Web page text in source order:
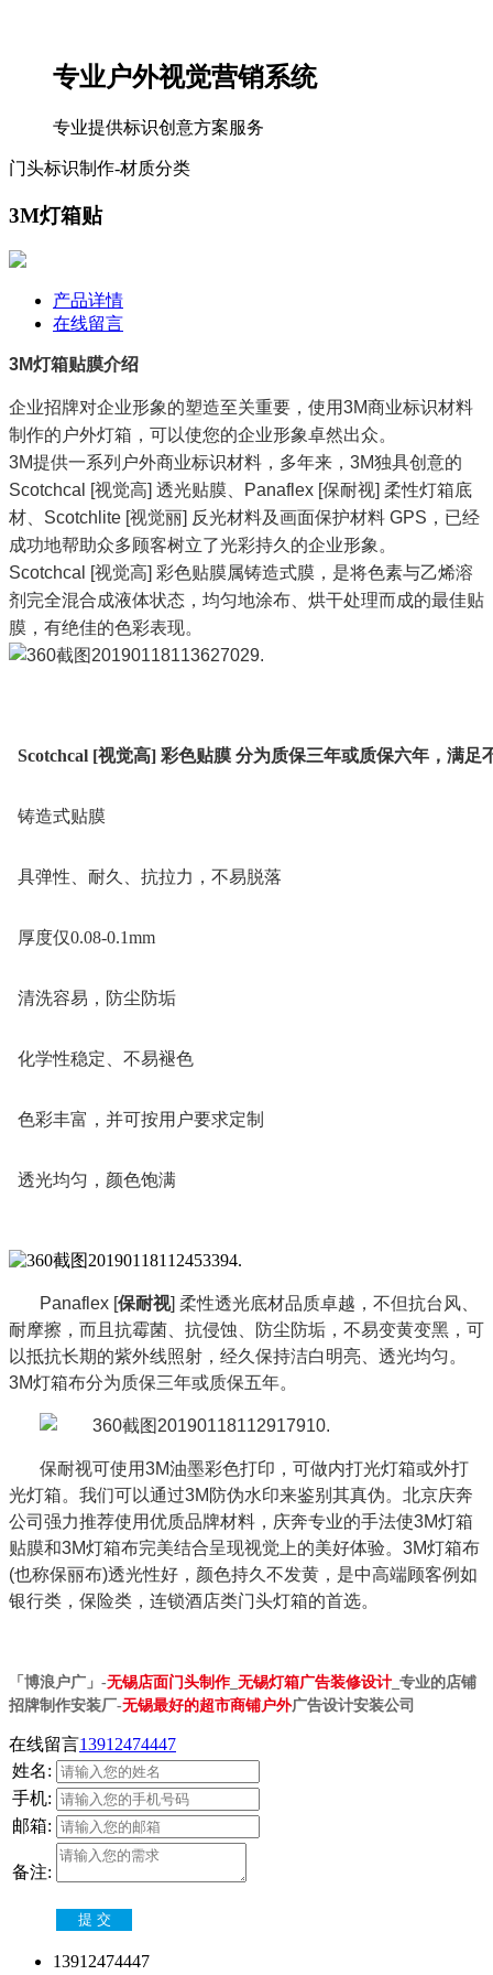
专业户外视觉营销系统
专业提供标识创意方案服务
门头标识制作-材质分类
3M灯箱贴
产品详情
在线留言
3M灯箱贴膜介绍
企业招牌对企业形象的塑造至关重要，使用3M商业标识材料
制作的户外灯箱，可以使您的企业形象卓然出众。
3M提供一系列户外商业标识材料，多年来，3M独具创意的
Scotchcal [视觉高] 透光贴膜、Panaflex [保耐视] 柔性灯箱底
材、Scotchlite [视觉丽] 反光材料及画面保护材料 GPS，已经
成功地帮助众多顾客树立了光彩持久的企业形象。
Scotchcal [视觉高] 彩色贴膜属铸造式膜，是将色素与乙烯溶
剂完全混合成液体状态，均匀地涂布、烘干处理而成的最佳贴
膜，有绝佳的色彩表现。
Scotchcal [视觉高] 彩色贴膜 分为质保三年或质保六年，满足
铸造式贴膜
具弹性、耐久、抗拉力，不易脱落
厚度仅0.08-0.1mm
清洗容易，防尘防垢
化学性稳定、不易褪色
色彩丰富，并可按用户要求定制
透光均匀，颜色饱满
Panaflex [保耐视] 柔性透光底材品质卓越，不但抗台风、
耐摩擦，而且抗霉菌、抗侵蚀、防尘防垢，不易变黄变黑，可
以抵抗长期的紫外线照射，经久保持洁白明亮、透光均匀。
3M灯箱布分为质保三年或质保五年。
保耐视可使用3M油墨彩色打印，可做内打光灯箱或外打
光灯箱。我们可以通过3M防伪水印来鉴别其真伪。北京庆奔
公司强力推荐使用优质品牌材料，庆奔专业的手法使3M灯箱
贴膜和3M灯箱布完美结合呈现视觉上的美好体验。3M灯箱布
(也称保丽布)透光性好，颜色持久不发黄，是中高端顾客例如
银行类，保险类，连锁酒店类门头灯箱的首选。
「博浪户广」-无锡店面门头制作_ 无锡灯箱广告装修设计 _专业的店铺
招牌制作安装厂-无锡最好的超市商铺户外广告设计安装公司
在线留言13912474447
姓名:
手机:
邮箱:
备注:
提 交
13912474447